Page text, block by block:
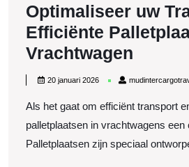
Optimaliseer uw
Efficiënte
Vrachtwagen
uw
met
20 januari 202620
2026
Als het gaat om efficiënt transport
palletplaatsen in vrachtwagens een
Palletplaatsen zijn speciaal